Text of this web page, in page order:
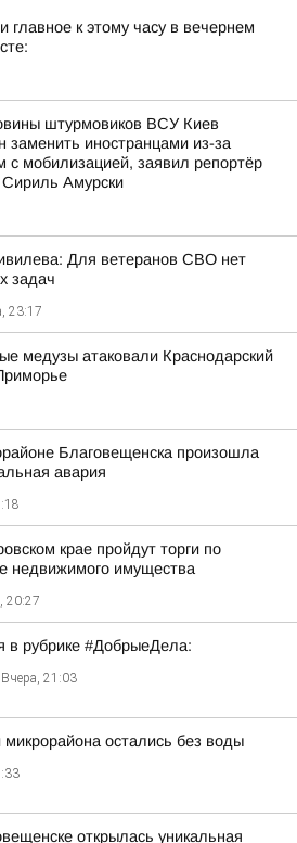
главное к этому часу в вечернем
штурмовиков ВСУ Киев
заменить иностранцами из-за
с мобилизацией, заявил репортёр
Амурски
Для ветеранов СВО нет
задач
23:17
медузы атаковали Краснодарский
Благовещенска произошла
авария
крае пройдут торги по
недвижимого имущества
20:27
в рубрике #ДобрыеДела:
Вчера, 21:03
остались без воды
открылась уникальная